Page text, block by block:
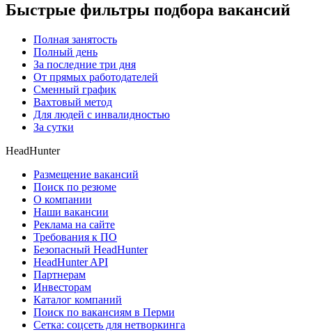
Быстрые фильтры подбора вакансий
Полная занятость
Полный день
За последние три дня
От прямых работодателей
Сменный график
Вахтовый метод
Для людей с инвалидностью
За сутки
HeadHunter
Размещение вакансий
Поиск по резюме
О компании
Наши вакансии
Реклама на сайте
Требования к ПО
Безопасный HeadHunter
HeadHunter API
Партнерам
Инвесторам
Каталог компаний
Поиск по вакансиям в Перми
Сетка: соцсеть для нетворкинга